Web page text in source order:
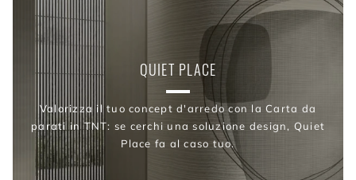
QUIET PLACE
Valorizza il tuo concept d'arredo con la Carta da
parati in TNT: se cerchi una soluzione design, Quiet
Place fa al caso tuo.